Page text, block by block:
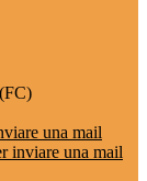
una mail
inviare una mail